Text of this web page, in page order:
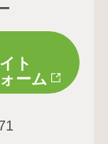
ト
ーム